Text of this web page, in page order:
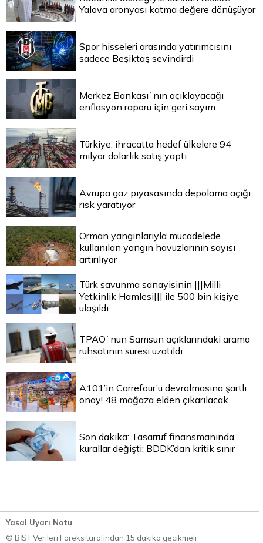
Yalova aronyası katma değere dönüşüyor
Spor hisseleri arasında yatırımcısını
sadece Beşiktaş sevindirdi
Merkez Bankası`nın açıklayacağı
enflasyon raporu için geri sayım
Türkiye, ihracatta hedef ülkelere 94
milyar dolarlık satış yaptı
Avrupa gaz piyasasında depolama açığı
risk yaratıyor
Orman yangınlarıyla mücadelede
kullanılan yangın havuzlarının sayısı
artırılıyor
Türk savunma sanayisinin |||Milli
Yetkinlik Hamlesi||| ile 500 bin kişiye
ulaşıldı
TPAO`nun Samsun açıklarındaki arama
ruhsatının süresi uzatıldı
A101’in Carrefour’u devralmasına şartlı
onay! 48 mağaza elden çıkarılacak
Son dakika: Tasarruf finansmanında
kurallar değişti: BDDK’dan kritik sınır
Yasal Uyarı Notu
© BİST Verileri Foreks tarafından 15 dakika gecikmeli